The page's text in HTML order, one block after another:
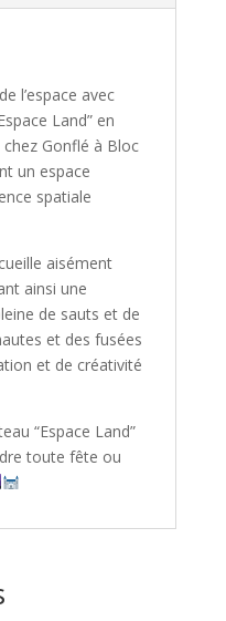
l’espace avec
Land” en
Gonflé à Bloc
un espace
spatiale
aisément
ainsi une
de sauts et de
et des fusées
et de créativité
“Espace Land”
toute fête ou